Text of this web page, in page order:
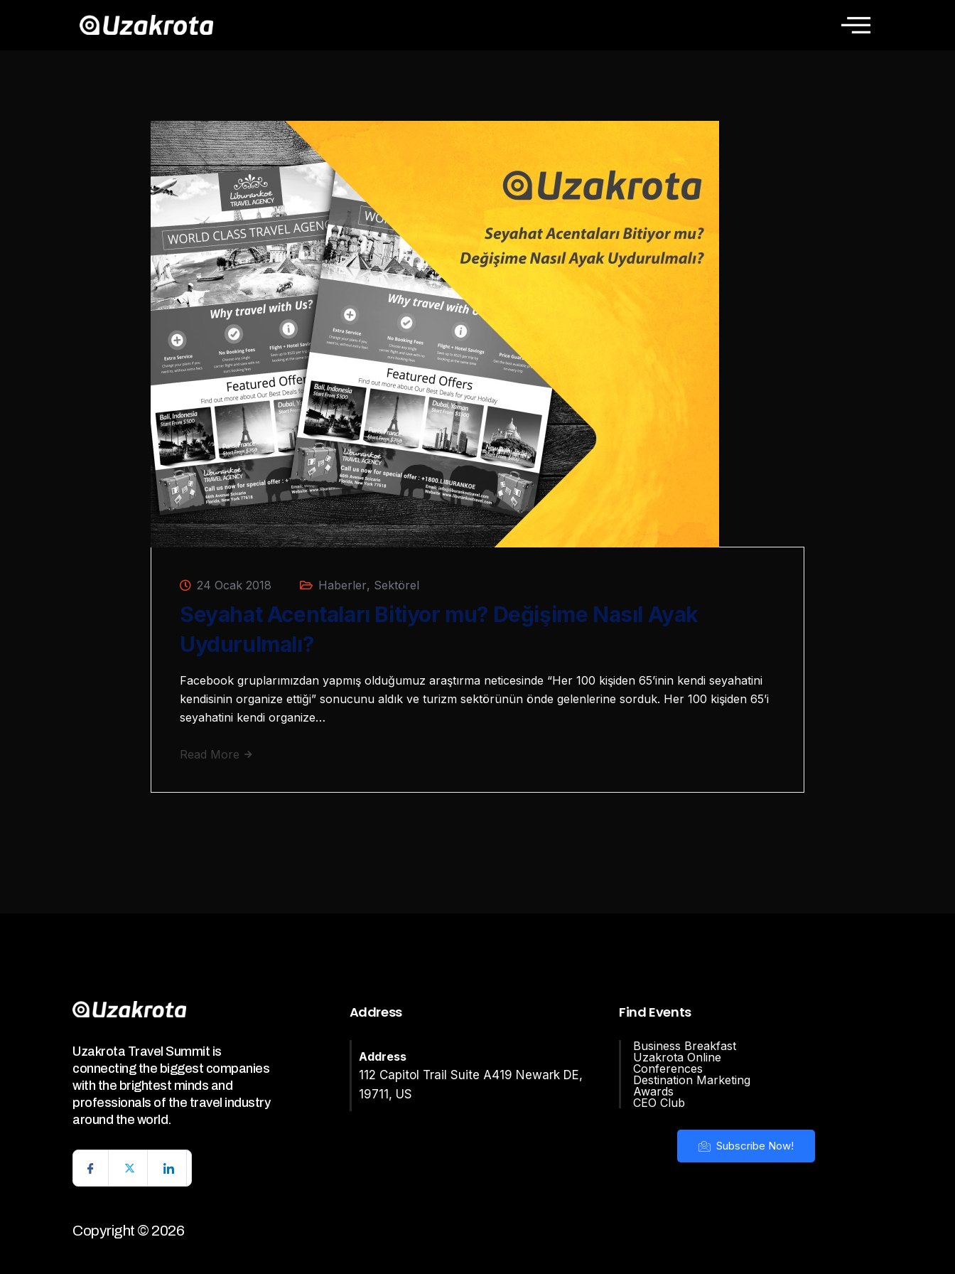
24 Ocak 2018 Haberler, Sektörel
Seyahat Acentaları Bitiyor mu? Değişime Nasıl Ayak
Uydurulmalı?
Facebook gruplarımızdan yapmış olduğumuz araştırma neticesinde “Her 100 kişiden 65’inin kendi seyahatini
kendisinin organize ettiği” sonucunu aldık ve turizm sektörünün önde gelenlerine sorduk. Her 100 kişiden 65’i
seyahatini kendi organize…
Read More
Uzakrota Travel Summit is
connecting the biggest companies
with the brightest minds and
professionals of the travel industry
around the world.
Copyright © 2026
Address
Address
112 Capitol Trail Suite A419 Newark DE,
19711, US
Find Events
Business Breakfast
Uzakrota Online
Conferences
Destination Marketing
Awards
CEO Club
Subscribe Now!